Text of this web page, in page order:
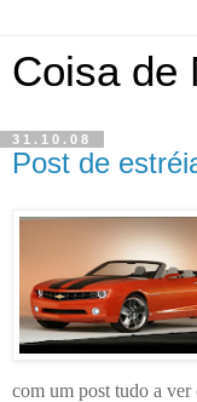
Coisa de
31.10.08
Post de
com um post tudo a